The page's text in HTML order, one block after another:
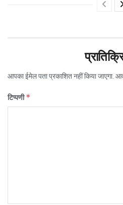
आपका ईमेल पता प्रकाशित नहीं किया जाएगा.
टिप्पणी*